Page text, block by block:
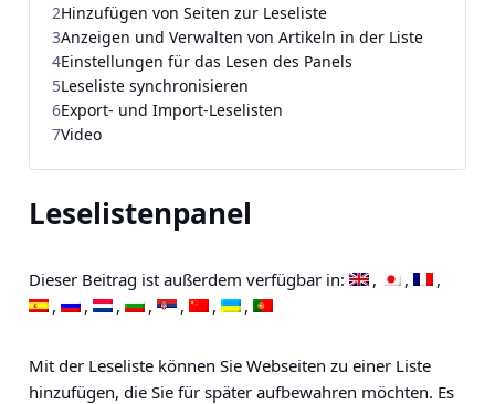
Leselistenpanel
Dieser Beitrag ist außerdem verfügbar in:
Mit der Leseliste können Sie Webseiten zu einer Liste
hinzufügen, die Sie für später aufbewahren möchten. Es
2Hinzufügen von Seiten zur Leseliste
3Anzeigen und Verwalten von Artikeln in der Liste
4Einstellungen für das Lesen des Panels
5Leseliste synchronisieren
6Export- und Import-Leselisten
7Video